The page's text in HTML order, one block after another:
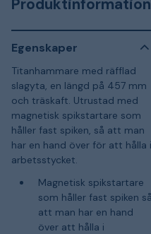
Produktinformation
Egenskaper
Titanhammare med räfflad
slagyta, en längd på 457 mm
och träskaft. Utrustad med
magnetisk spikstartare som
håller fast spiken, så att man
har en hand över för att hålla i
arbetsstycket.
Magnetisk spikstartare
som håller fast spiken så
att man har en hand
över att hålla i